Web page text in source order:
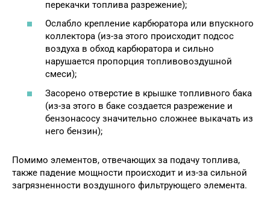
перекачки топлива разрежение);
Ослабло крепление карбюратора или впускного
коллектора (из-за этого происходит подсос
воздуха в обход карбюратора и сильно
нарушается пропорция топливовоздушной
смеси);
Засорено отверстие в крышке топливного бака
(из-за этого в баке создается разрежение и
бензонасосу значительно сложнее выкачать из
него бензин);
Помимо элементов, отвечающих за подачу топлива,
также падение мощности происходит и из-за сильной
загрязненности воздушного фильтрующего элемента.